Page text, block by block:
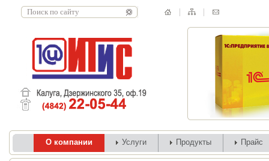
О компании Услуги Продукты Прайс